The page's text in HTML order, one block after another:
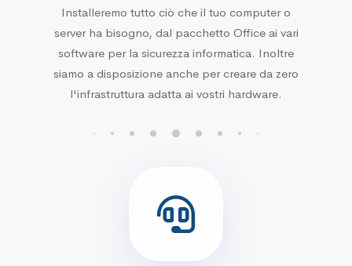
Installeremo tutto ciò che il tuo computer o
server ha bisogno, dal pacchetto Office ai vari
software per la sicurezza informatica. Inoltre
siamo a disposizione anche per creare da zero
l'infrastruttura adatta ai vostri hardware.